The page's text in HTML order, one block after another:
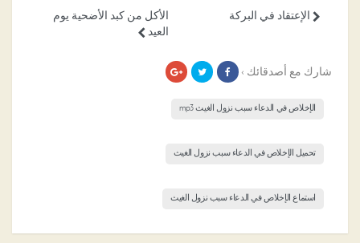
الأكل من كبد الأضحية يوم
العيد
الإعتقاد في البركة
شارك مع أصدقائك ›
الإخلاص في الدعاء سبب نزول الغيث mp3
تحميل الإخلاص في الدعاء سبب نزول الغيث
استماع الإخلاص في الدعاء سبب نزول الغيث